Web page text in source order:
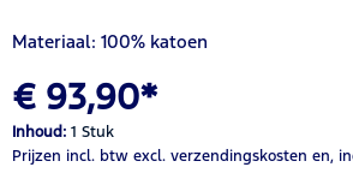
Materiaal: 100% katoen
€ 93,90*
Inhoud: 1 Stuk
Prijzen incl. btw excl. verzendingskosten en,